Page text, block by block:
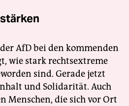
AfD bei den kommenden
wie stark rechtsextreme
sind. Gerade jetzt
und Solidarität. Auch
Menschen, die sich vor Ort